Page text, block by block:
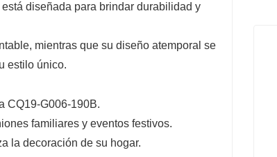
diseñada para brindar durabilidad y
mientras que su diseño atemporal se
estilo único.
CQ19-G006-190B.
familiares y eventos festivos.
la decoración de su hogar.